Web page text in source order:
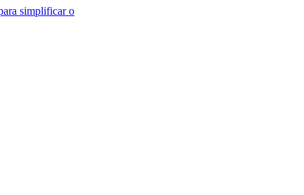
simplificar o